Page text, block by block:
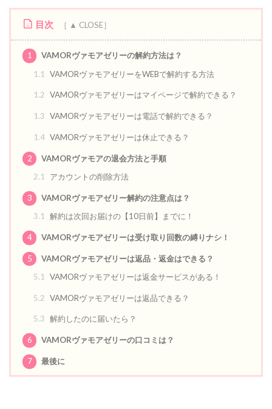
目次
1
VAMORヴァモアゼリーの解約方法は？
1.1
VAMORヴァモアゼリーをWEBで解約する方法
1.2 VAMORヴァモアゼリーはマイページで解約できる？
1.3 VAMORヴァモアゼリーは電話で解約できる？
1.4 VAMORヴァモアゼリーは休止できる？
2
VAMORヴァモアの退会方法と手順
2.1
アカウントの削除方法
3
VAMORヴァモアゼリー解約の注意点は？
3.1
解約は次回お届けの【10日前】までに！
4 VAMORヴァモアゼリーは受け取り回数の縛りナシ！
5
VAMORヴァモアゼリーは返品・返金はできる？
5.1
VAMORヴァモアゼリーは返金サービスがある！
5.2 VAMORヴァモアゼリーは返品できる？
5.3 解約したのに届いたら？
6 VAMORヴァモアゼリーの口コミは？
7 最後に